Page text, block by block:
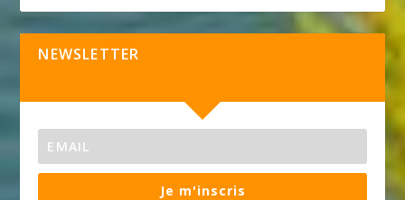
NEWSLETTER
Je m'inscris